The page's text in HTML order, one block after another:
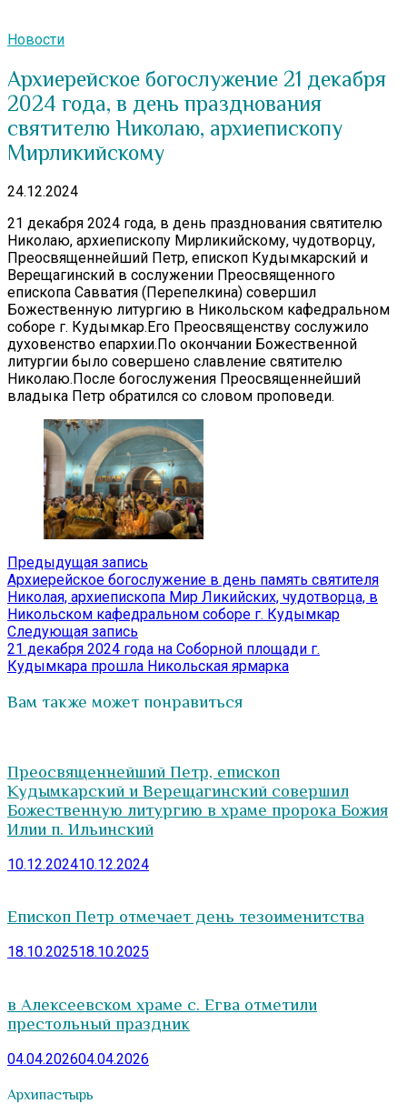
Новости
Архиерейское богослужение 21 декабря
2024 года, в день празднования
святителю Николаю, архиепископу
Мирликийскому
24.12.2024
21 декабря 2024 года, в день празднования святителю
Николаю, архиепископу Мирликийскому, чудотворцу,
Преосвященнейший Петр, епископ Кудымкарский и
Верещагинский в сослужении Преосвященного
епископа Савватия (Перепелкина) совершил
Божественную литургию в Никольском кафедральном
соборе г. Кудымкар.Его Преосвященству сослужило
духовенство епархии.По окончании Божественной
литургии было совершено славление святителю
Николаю.После богослужения Преосвященнейший
владыка Петр обратился со словом проповеди.
Навигация
по
записям
Предыдущая запись
запись:
Архиерейское богослужение в день память святителя
Николая, архиепископа Мир Ликийских, чудотворца, в
Никольском кафедральном соборе г. Кудымкар
Следующая запись
запись:
21 декабря 2024 года на Соборной площади г.
Кудымкара прошла Никольская ярмарка
Вам также может понравиться
Преосвященнейший Петр, епископ
Кудымкарский и Верещагинский совершил
Божественную литургию в храме пророка Божия
Илии п. Ильинский
10.12.202410.12.2024
Епископ Петр отмечает день тезоименитства
18.10.202518.10.2025
в Алексеевском храме с. Егва отметили
престольный праздник
04.04.202604.04.2026
Архипастырь